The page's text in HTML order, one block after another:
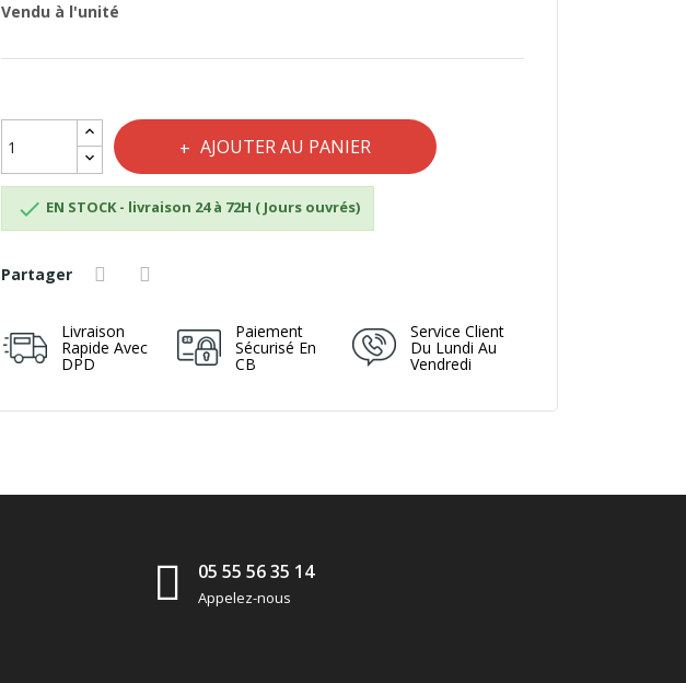
Vendu à l'unité
AJOUTER AU PANIER
 EN STOCK - livraison 24 à 72H ( Jours ouvrés)
Partager
Livraison
Rapide Avec
DPD
Paiement
Sécurisé En
CB
Service Client
Du Lundi Au
Vendredi
05 55 56 35 14
Appelez-nous